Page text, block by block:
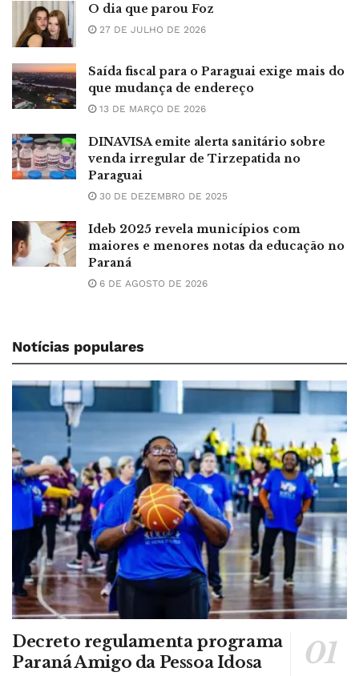
O dia que parou Foz
27 DE JULHO DE 2026
Saída fiscal para o Paraguai exige mais do
que mudança de endereço
13 DE MARÇO DE 2026
DINAVISA emite alerta sanitário sobre
venda irregular de Tirzepatida no
Paraguai
30 DE DEZEMBRO DE 2025
Ideb 2025 revela municípios com
maiores e menores notas da educação no
Paraná
6 DE AGOSTO DE 2026
Notícias populares
Decreto regulamenta programa
Paraná Amigo da Pessoa Idosa